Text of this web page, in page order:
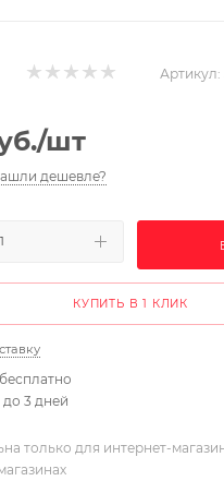
Артикул:
/шт
дешевле?
КУПИТЬ В 1 КЛИК
до 3 дней
только для интернет-